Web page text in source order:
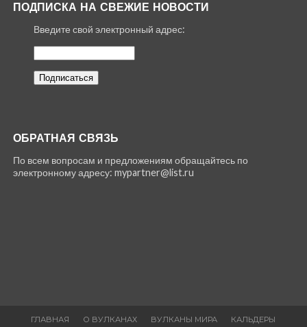
ПОДПИСКА НА СВЕЖИЕ НОВОСТИ
Введите свой электронный адрес:
ОБРАТНАЯ СВЯЗЬ
По всем вопросам и предложениям обращайтесь по
электронному адресу: mypartner@list.ru
ГЛАВНАЯ О ВУЛКАНАХ ВУЛКАНЫ МИРА КАЛЬДЕРЫ